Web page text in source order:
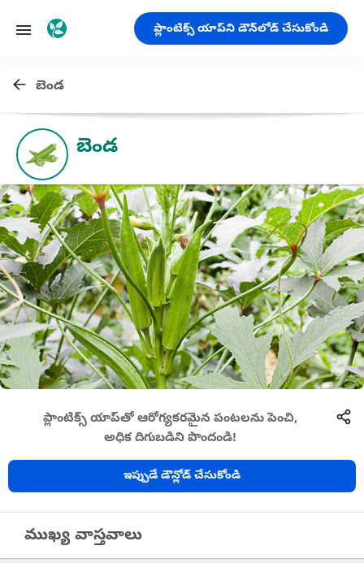
ప్లాంటిక్స్ యాప్‌ని డౌన్‌లోడ్ చేసుకోండి
బెండ
బెండ
ప్లాంటిక్స్ యాప్‌తో ఆరోగ్యకరమైన పంటలను పెంచి,
అధిక దిగుబడిని పొందండి!
ఇప్పుడే డౌన్లోడ్ చేసుకోండి
ముఖ్య వాస్తవాలు